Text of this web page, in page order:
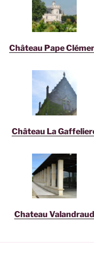
Château Pape
Château La
Chateau Valandraud